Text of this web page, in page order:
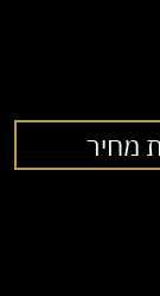
מחיר